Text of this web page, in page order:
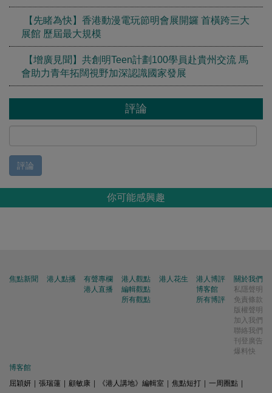
【先睹為快】香港動漫電玩節明會展開鑼 首橫跨三大
展館 歷屆最大規模
【增廣見聞】共創明Teen計劃100學員赴貴州交流 馬
會助力青年拓闊視野加深認識國家發展
評論
評論
你可能感興趣
焦點新聞 港人點播
有聲專欄
港人直播
港人觀點
編輯觀點
所有觀點
港人花生
港人博評
博客館
所有博評
關於我們
私隱聲明
免責條款
版權聲明
加入我們
聯絡我們
刊登廣告
爆料快
博客館
屈穎妍
張瑞蓮 顧敏康 《港人講地》編輯室 焦點短打 一周圈點